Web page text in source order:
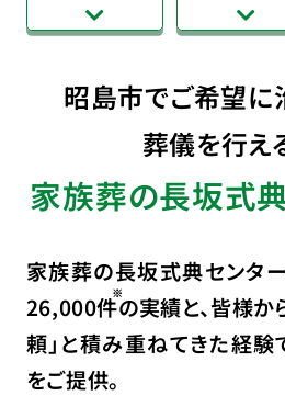
昭島市でご希望に
葬儀を行え
家族葬の長坂式
家族葬の長坂式典センタ
26,000件の実績と、皆様か
頼」と積み重ねてきた経
をご提供。